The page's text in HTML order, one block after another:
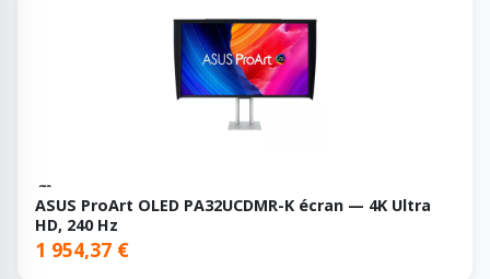
ASUS ProArt OLED PA32UCDMR-K écran — 4K Ultra
HD, 240 Hz
1 954,37 €